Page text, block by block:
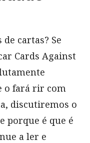
cartas? Se
Cards Against
o fará rir com
discutiremos o
porque é que é
a ler e